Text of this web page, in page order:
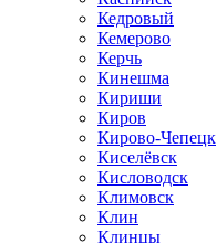
Кедровый
Кемерово
Керчь
Кинешма
Кириши
Киров
Кирово-Чепецк
Киселёвск
Кисловодск
Климовск
Клин
Клинцы